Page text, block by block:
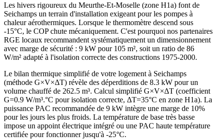
Les hivers rigoureux du Meurthe-Et-Moselle (zone H1a) font de
Seichamps un terrain d'installation exigeant pour les pompes à
chaleur aérothermiques. Lorsque le thermomètre descend sous
-15°C, le COP chute mécaniquement. C'est pourquoi nos partenaires
RGE locaux recommandent systématiquement un dimensionnement
avec marge de sécurité : 9 kW pour 105 m², soit un ratio de 86
W/m² adapté à l'isolation correcte des constructions 1975-2000.
Le bilan thermique simplifié de votre logement à Seichamps
(méthode G×V×ΔT) révèle des déperditions de 8.3 kW pour un
volume chauffé de 262.5 m³. Calcul simplifié G×V×ΔT (coefficient
G=0.9 W/m³.°C pour isolation correcte, ΔT=35°C en zone H1a). La
puissance PAC recommandée de 9 kW intègre une marge de 10%
pour les jours les plus froids. La température de base très basse
impose un appoint électrique intégré ou une PAC haute température
certifiée pour fonctionner jusqu'à -25°C.